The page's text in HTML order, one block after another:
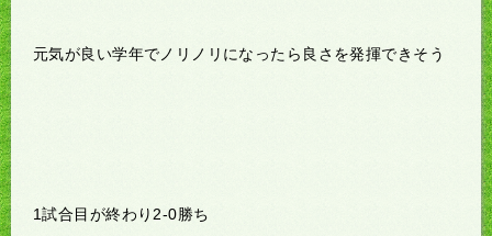
元気が良い学年でノリノリになったら良さを発揮できそう
1試合目が終わり2-0勝ち